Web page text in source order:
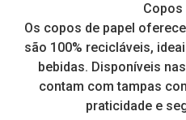
Copos
Os copos de papel
são 100% recicláveis,
bebidas. Disponíveis
contam com tampas
praticidade e